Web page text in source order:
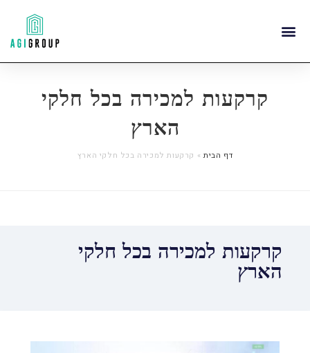
קרקעות למכירה בכל חלקי
הארץ
דף הבית» קרקעות למכירה בכל חלקי הארץ
קרקעות למכירה בכל חלקי
הארץ